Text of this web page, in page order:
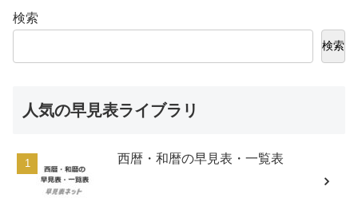
検索
検索
人気の早見表ライブラリ
西暦・和暦の早見表・一覧表